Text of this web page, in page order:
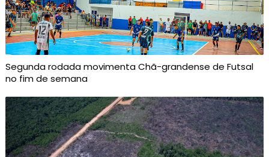
Segunda rodada movimenta Chã-grandense de Futsal
no fim de semana